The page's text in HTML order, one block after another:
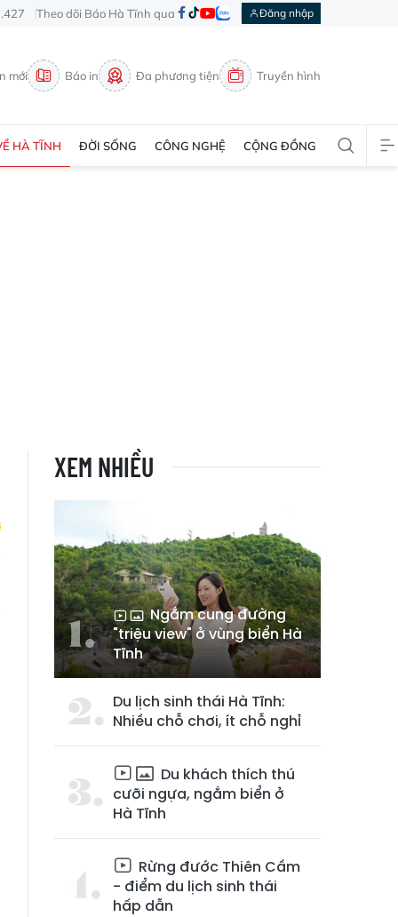
Theo dõi Báo Hà Tĩnh qua Đăng nhập
mới Báo in Đa phương tiện Truyền hình
HÀ TĨNH ĐỜI SỐNG CÔNG NGHỆ CỘNG ĐỒNG
XEM NHIỀU
Ngắm cung đường
"triệu view" ở vùng biển Hà
Tĩnh
Du lịch sinh thái Hà Tĩnh:
Nhiều chỗ chơi, ít chỗ nghỉ
Du khách thích thú
cưỡi ngựa, ngắm biển ở
Hà Tĩnh
Rừng đước Thiên Cầm
- điểm du lịch sinh thái
hấp dẫn